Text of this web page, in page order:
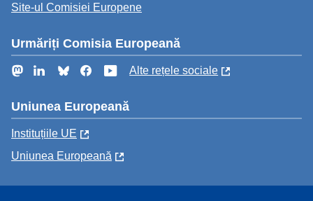
Site-ul Comisiei Europene
Urmăriți Comisia Europeană
MastodonLinkedInBlueskyFacebookYouTube
Alte rețele sociale
Uniunea Europeană
Instituțiile UE
Uniunea Europeană